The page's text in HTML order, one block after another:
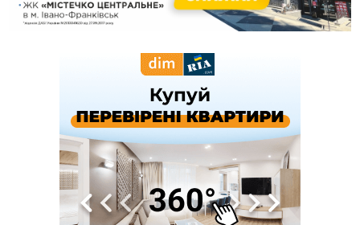
рекомендації до зарахування на бакалаврат у ВНЗ
У Старуні відбулася Патріарша проща
Не знає англійську на достатньому рівні. Франківець Лев
Кишакевич не зможе стати суддею Міжнародного
кримінального суду
У Ворохті проведуть Кубок ФЛСУ зі стрибків на лижах,
пам'яті оборонця Богдана Бухонка
ФОТО
На Калущині розшукали чоловіка, який три дні
блукав у лісі
Боднар розповів про реакцію влади Польщі на атаки на
українців та про зміни після 23 серпня